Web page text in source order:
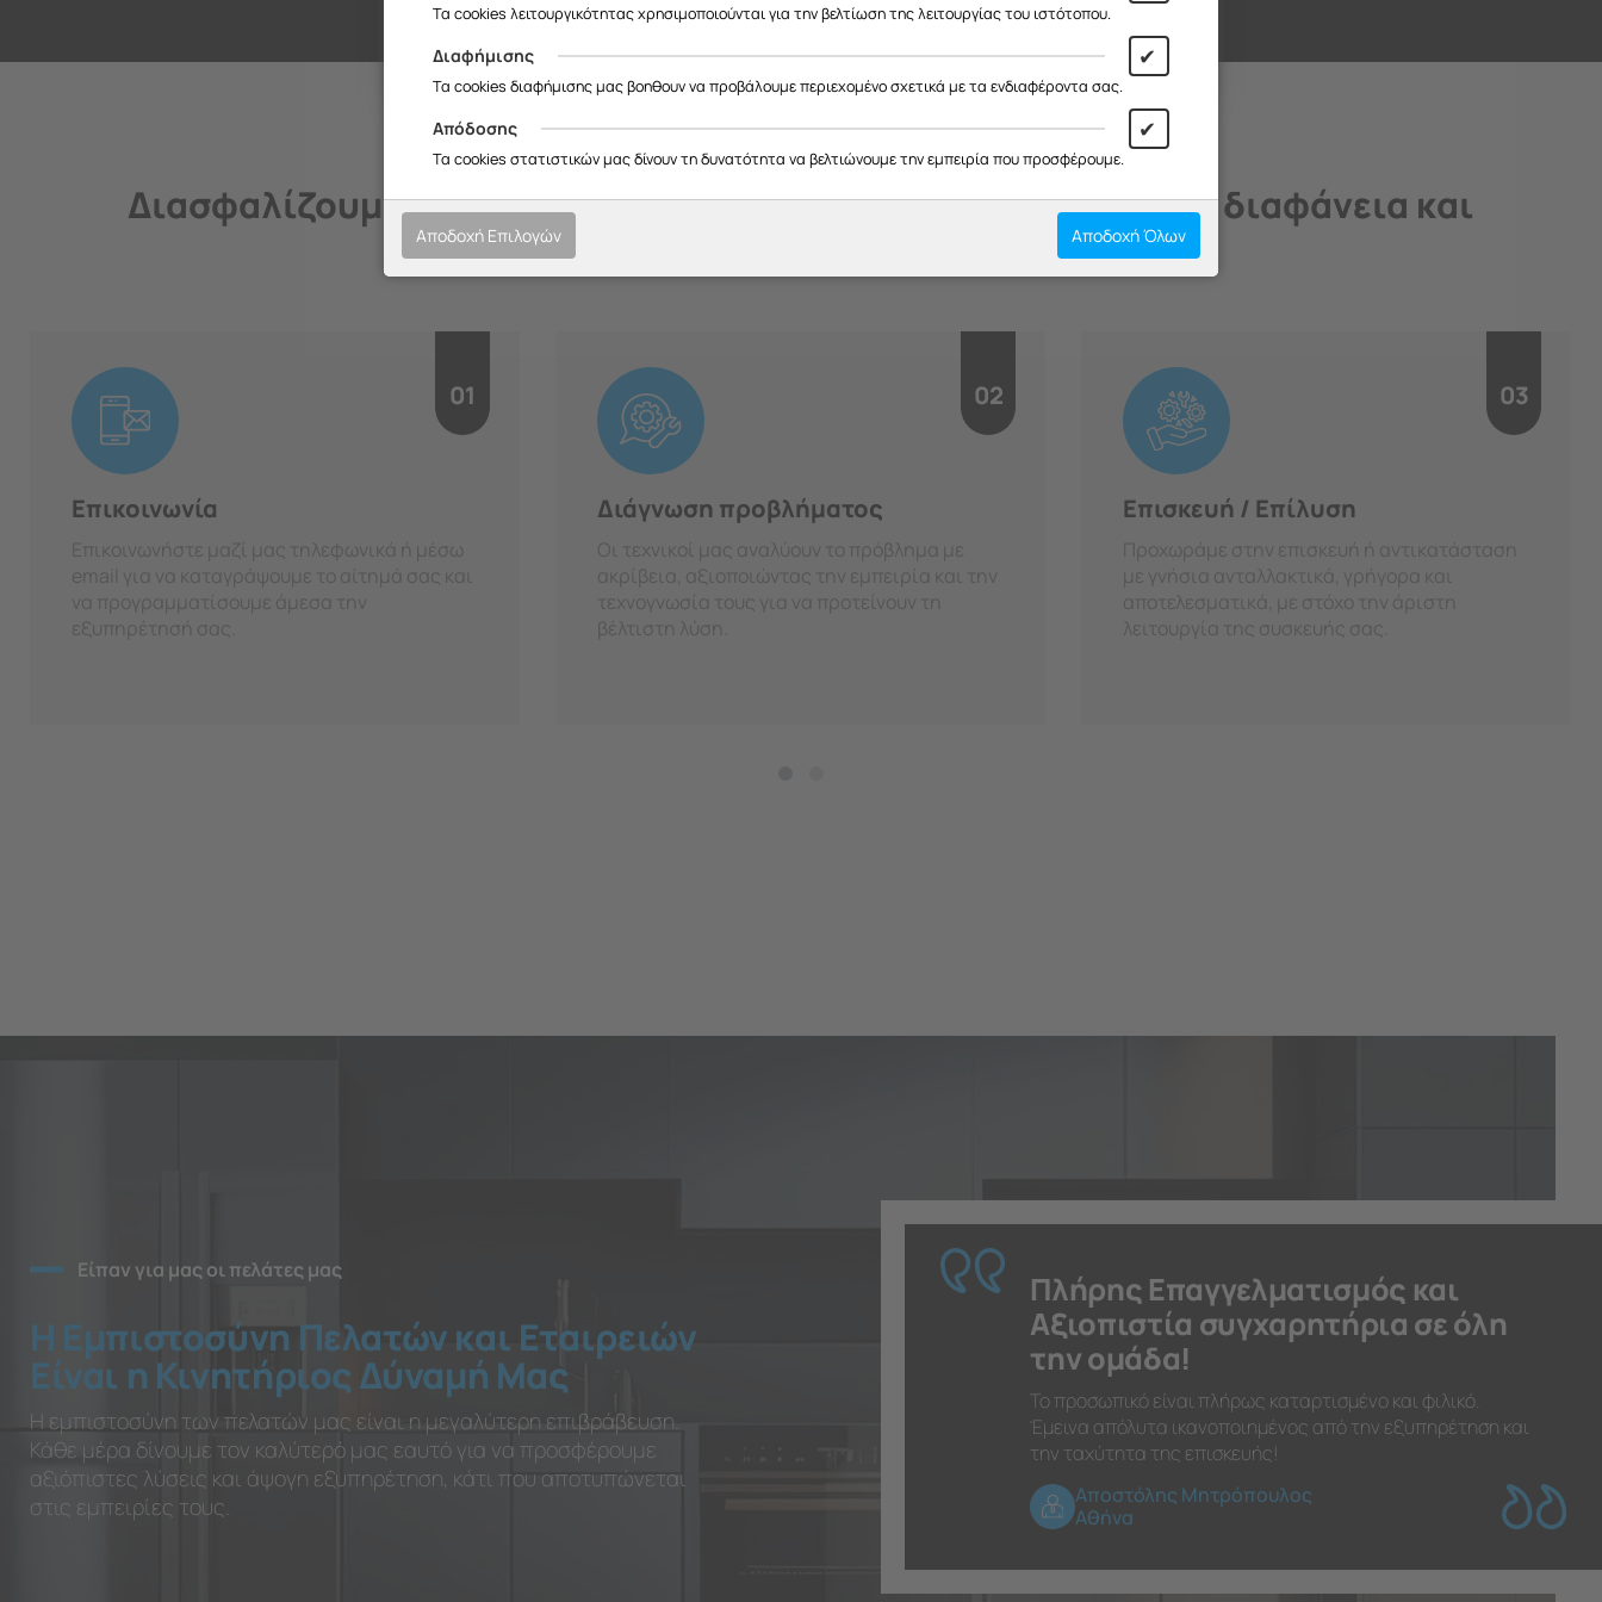
H Διαδικασία μας
Διασφαλίζουμε την ποιοτική εξυπηρέτηση σε κάθε στάδιο, με διαφάνεια και
01
Επικοινωνία
Επικοινωνήστε μαζί μας τηλεφωνικά ή μέσω
email για να καταγράψουμε το αίτημά σας και
να προγραμματίσουμε άμεσα την
εξυπηρέτησή σας.
02
Διάγνωση προβλήματος
Οι τεχνικοί μας αναλύουν το πρόβλημα με
ακρίβεια, αξιοποιώντας την εμπειρία και την
τεχνογνωσία τους για να προτείνουν τη
βέλτιστη λύση.
03
Επισκευή / Επίλυση
Προχωράμε στην επισκευή ή αντικατάσταση
με γνήσια ανταλλακτικά, γρήγορα και
αποτελεσματικά, με στόχο την άριστη
λειτουργία της συσκευής σας.
Είπαν για μας οι πελάτες μας
Η Εμπιστοσύνη Πελατών και Εταιρειών
Είναι η Κινητήριος Δύναμή Μας
Η εμπιστοσύνη των πελατών μας είναι η μεγαλύτερη επιβράβευση.
Κάθε μέρα δίνουμε τον καλύτερό μας εαυτό για να προσφέρουμε
αξιόπιστες λύσεις και άψογη εξυπηρέτηση, κάτι που αποτυπώνεται
στις εμπειρίες τους.
Πλήρης Επαγγελματισμός και
Αξιοπιστία συγχαρητήρια σε όλη
την ομάδα!
Το προσωπικό είναι πλήρως καταρτισμένο και φιλικό.
Έμεινα απόλυτα ικανοποιημένος από την εξυπηρέτηση και
την ταχύτητα της επισκευής!
Αποστόλης Μητρόπουλος
Αθήνα
Τα cookies λειτουργικότητας χρησιμοποιούνται για την βελτίωση της λειτουργίας του ιστότοπου.
Διαφήμισης ✔
Τα cookies διαφήμισης μας βοηθουν να προβάλουμε περιεχομένο σχετικά με τα ενδιαφέροντα σας.
Απόδοσης ✔
Τα cookies στατιστικών μας δίνουν τη δυνατότητα να βελτιώνουμε την εμπειρία που προσφέρουμε.
Αποδοχή Επιλογών Αποδοχή Όλων
Σας ευχαριστούμε για την κατανόηση και σας ευχόμαστε καλό καλοκαίρι!